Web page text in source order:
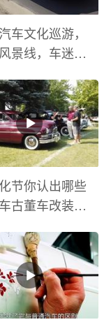
车文化巡游，
景线，车迷的
节你认出哪些
古董车改装车